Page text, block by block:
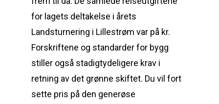
for lagets deltakelse i årets
Landsturnering i Lillestrøm var på kr.
Forskriftene og standarder for bygg
stiller også stadigtydeligere krav i
retning av det grønne skiftet. Du vil fort
sette pris på den generøse